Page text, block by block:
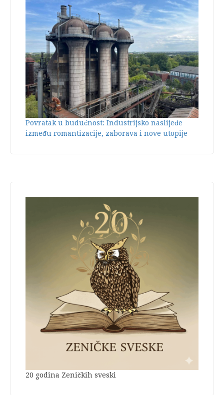
Povratak u budućnost: Industrijsko naslijeđe
između romantizacije, zaborava i nove utopije
20 godina Zeničkih sveski